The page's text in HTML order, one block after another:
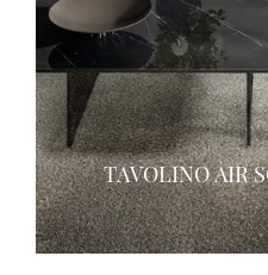
TAVOLINO AIR